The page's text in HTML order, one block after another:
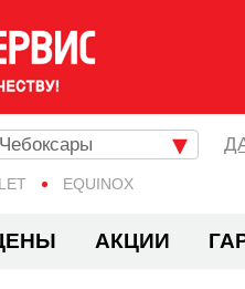
EQUINOX
Чебоксары
АКЦИИ